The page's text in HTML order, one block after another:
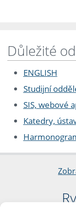
Důležité
ENGLISH
Studijní
SIS, webové
Katedry,